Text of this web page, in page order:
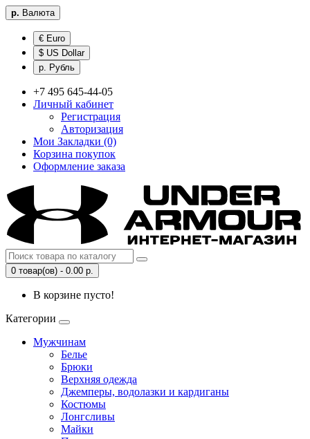
р. Валюта
€ Euro
$ US Dollar
р. Рубль
+7 495 645-44-05
Личный кабинет
Регистрация
Авторизация
Мои Закладки (0)
Корзина покупок
Оформление заказа
0 товар(ов) - 0.00 р.
В корзине пусто!
Категории
Мужчинам
Белье
Брюки
Верхняя одежда
Джемперы, водолазки и кардиганы
Костюмы
Лонгсливы
Майки